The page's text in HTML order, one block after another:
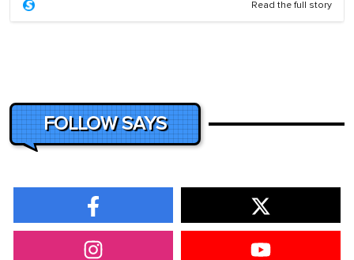
Read the full story
FOLLOW SAYS